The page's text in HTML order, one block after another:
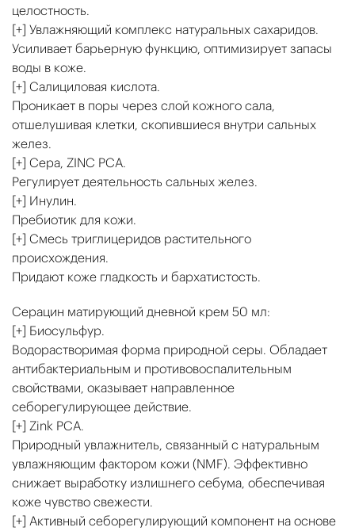
целостность.
[+] Увлажняющий комплекс натуральных сахаридов.
Усиливает барьерную функцию, оптимизирует запасы
воды в коже.
[+] Салициловая кислота.
Проникает в поры через слой кожного сала,
отшелушивая клетки, скопившиеся внутри сальных
желез.
[+] Сера, ZINC PCA.
Регулирует деятельность сальных желез.
[+] Инулин.
Пребиотик для кожи.
[+] Смесь триглицеридов растительного
происхождения.
Придают коже гладкость и бархатистость.
Серацин матирующий дневной крем 50 мл:
[+] Биосульфур.
Водорастворимая форма природной серы. Обладает
антибактериальным и противовоспалительным
свойствами, оказывает направленное
себорегулирующее действие.
[+] Zink PCA.
Природный увлажнитель, связанный с натуральным
увлажняющим фактором кожи (NMF). Эффективно
снижает выработку излишнего себума, обеспечивая
коже чувство свежести.
[+] Активный себорегулирующий компонент на основе